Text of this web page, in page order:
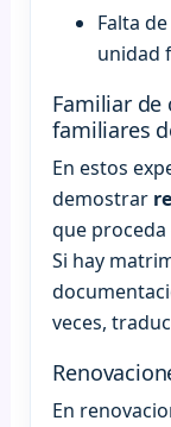
Falta
unidad
Familiar de
familiares
En estos
demostrar
que
Si hay
veces,
En